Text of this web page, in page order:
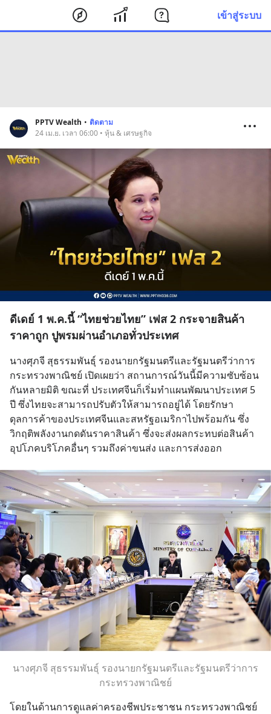
เข้าสู่ระบบ
PPTV Wealth • ติดตาม
24 เม.ย. เวลา 06:00 • หุ้น & เศรษฐกิจ
ดีเดย์ 1 พ.ค.นี้ “ไทยช่วยไทย” เฟส 2 กระจายสินค้า
ราคาถูก ปูพรมผ่านอำเภอทั่วประเทศ
นางศุภจี สุธรรมพันธุ์ รองนายกรัฐมนตรีและรัฐมนตรีว่าการ
กระทรวงพาณิชย์ เปิดเผยว่า สถานการณ์วันนี้มีความซับซ้อน
กันหลายมิติ ขณะที่ ประเทศจีนก็เริ่มทำแผนพัฒนาประเทศ 5
ปี ซึ่งไทยจะสามารถปรับตัวให้สามารถอยู่ได้ โดยรักษา
ดุลการค้าของประเทศจีนและสหรัฐอเมริกาไปพร้อมกัน ซึ่ง
วิกฤติพลังงานกดดันราคาสินค้า ซึ่งจะส่งผลกระทบต่อสินค้า
อุปโภคบริโภคอื่นๆ รวมถึงค่าขนส่ง และการส่งออก
นางศุภจี สุธรรมพันธุ์ รองนายกรัฐมนตรีและรัฐมนตรีว่าการ
กระทรวงพาณิชย์
โดยในด้านการดูแลค่าครองชีพประชาชน กระทรวงพาณิชย์